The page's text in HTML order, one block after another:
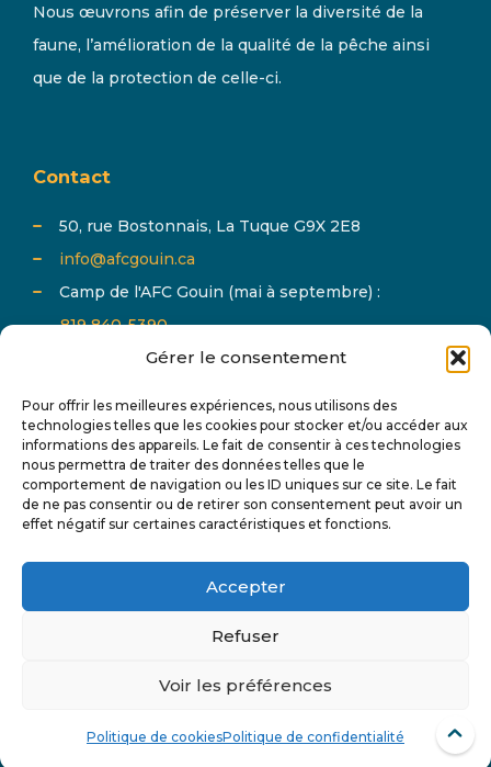
Gérer le consentement
Pour offrir les meilleures expériences, nous utilisons des
technologies telles que les cookies pour stocker et/ou accéder aux
informations des appareils. Le fait de consentir à ces technologies
nous permettra de traiter des données telles que le
comportement de navigation ou les ID uniques sur ce site. Le fait
de ne pas consentir ou de retirer son consentement peut avoir un
effet négatif sur certaines caractéristiques et fonctions.
Accepter
Refuser
Voir les préférences
Politique de cookiesPolitique de confidentialité
Nous œuvrons afin de préserver la diversité de la
faune, l’amélioration de la qualité de la pêche ainsi
que de la protection de celle-ci.
Contact
50, rue Bostonnais, La Tuque G9X 2E8
info@afcgouin.ca
Camp de l'AFC Gouin (mai à septembre) :
819 840-5390
Abonnez-vous à notre infolettre et suivez-nous sur
les réseaux sociaux pour tout connaître de l'actualité
de AFC Gouin.
ConceptionetHébergementpar